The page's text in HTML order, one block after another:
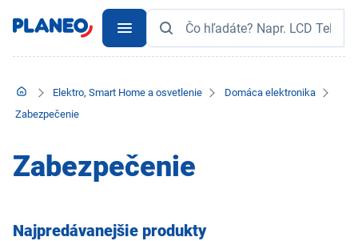
Elektro, Smart Home a osvetlenie
Domáca elektronika
Zabezpečenie
Zabezpečenie
Najpredávanejšie produkty